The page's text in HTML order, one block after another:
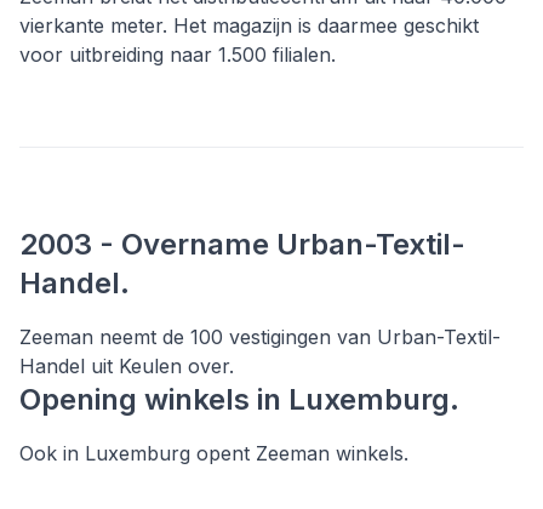
vierkante meter. Het magazijn is daarmee geschikt
voor uitbreiding naar 1.500 filialen.
2003 - Overname Urban-Textil-
Handel.
Zeeman neemt de 100 vestigingen van Urban-Textil-
Handel uit Keulen over.
Opening winkels in Luxemburg.
Ook in Luxemburg opent Zeeman winkels.